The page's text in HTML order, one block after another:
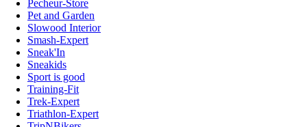
Pecheur-Store
Pet and Garden
Slowood Interior
Smash-Expert
Sneak'In
Sneakids
Sport is good
Training-Fit
Trek-Expert
Triathlon-Expert